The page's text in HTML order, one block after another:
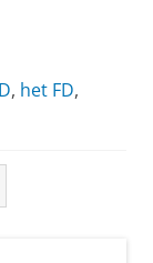
, het FD,